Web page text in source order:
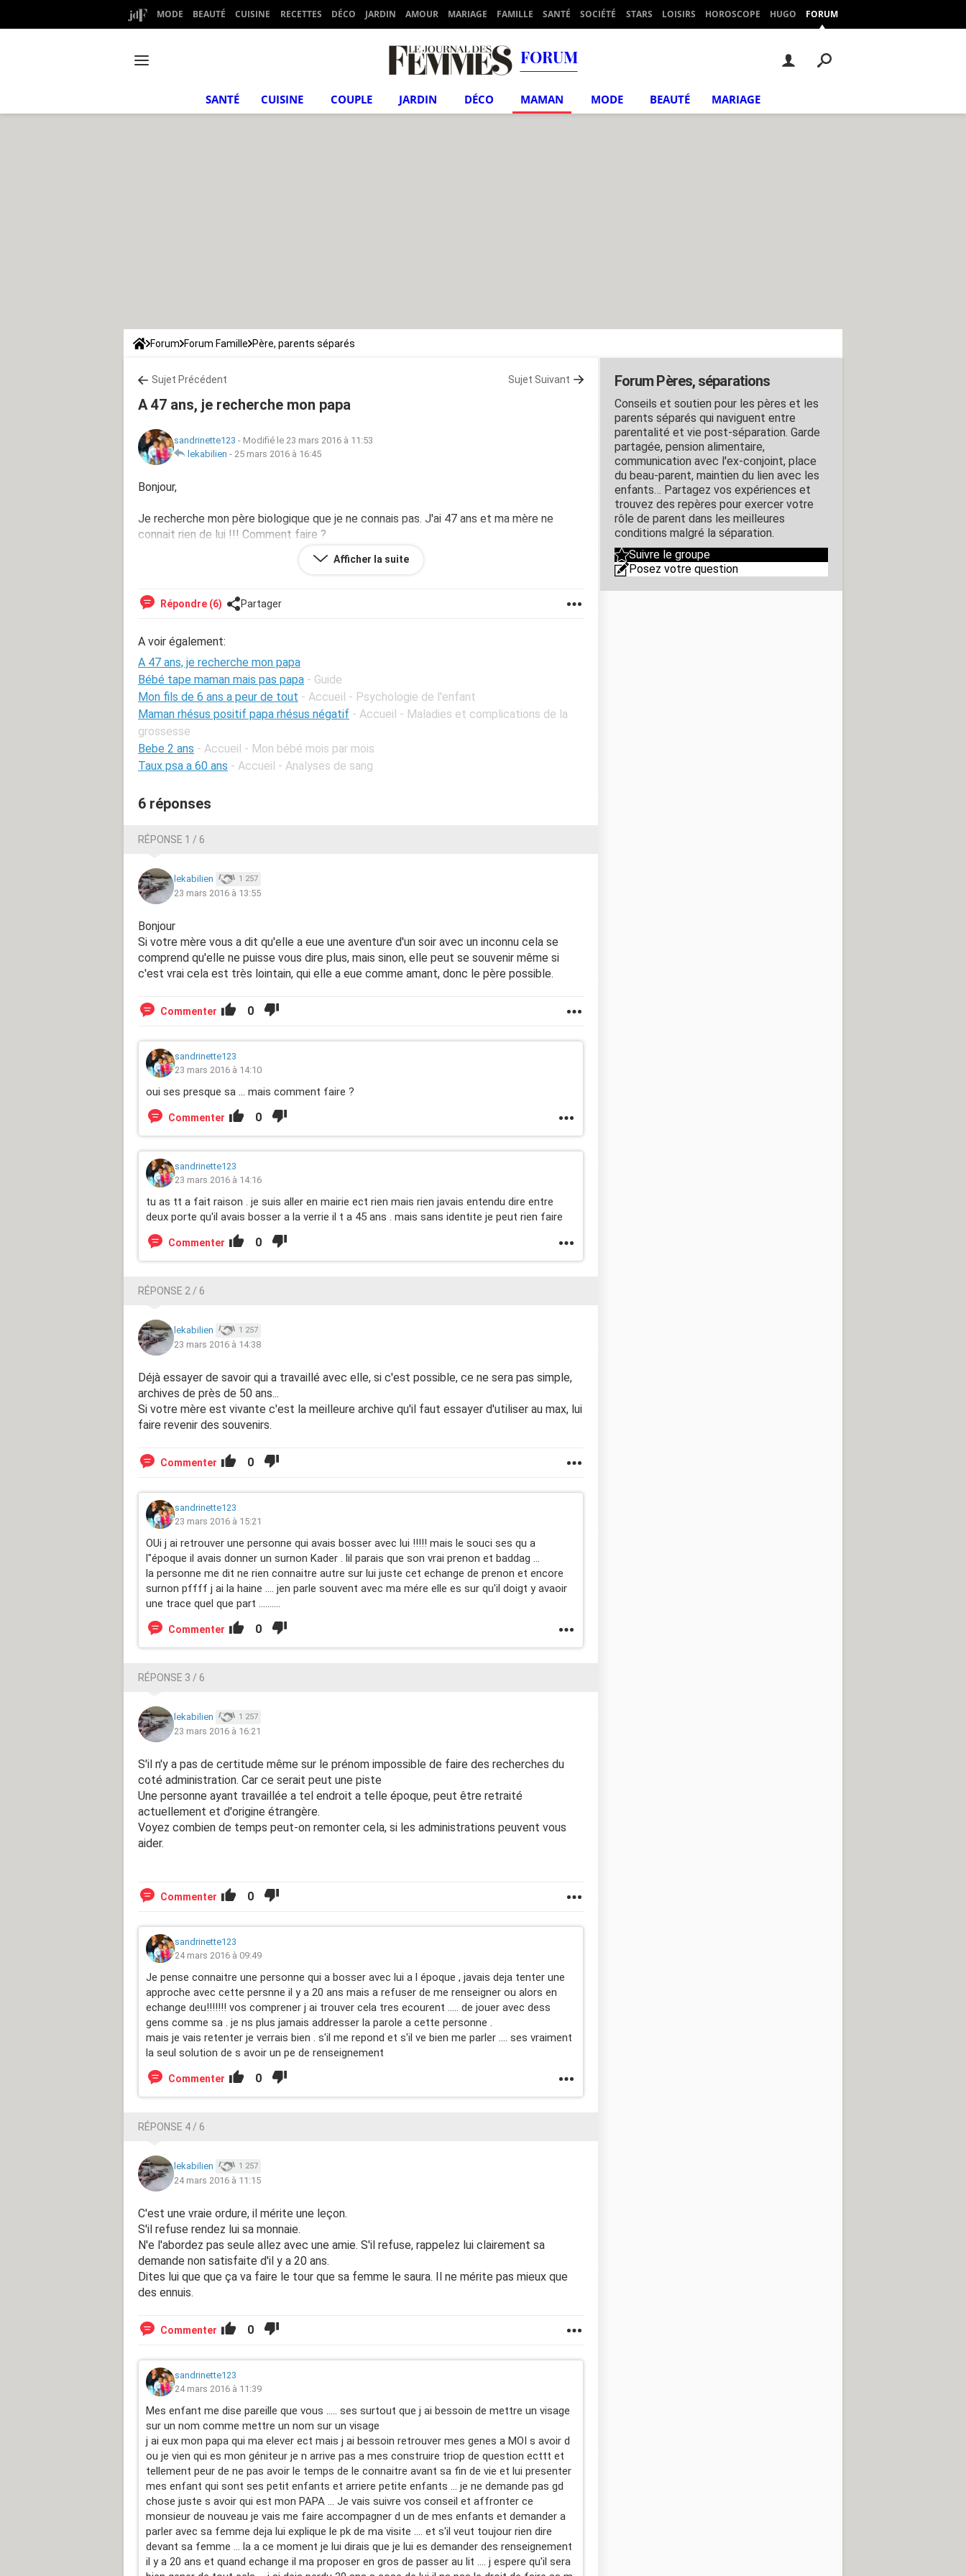
MODE BEAUTÉ CUISINE RECETTES DÉCO JARDIN AMOUR MARIAGE FAMILLE SANTÉ SOCIÉTÉ STARS LOISIRS HOROSCOPE HUGO FORUM
FORUM
SANTÉ CUISINE COUPLE JARDIN DÉCO MAMAN MODE BEAUTÉ MARIAGE
Forum Forum Famille Père, parents séparés
Sujet Précédent Sujet Suivant
A 47 ans, je recherche mon papa
sandrinette123 - Modifié le 23 mars 2016 à 11:53
lekabilien - 25 mars 2016 à 16:45
Bonjour,
Je recherche mon père biologique que je ne connais pas. J'ai 47 ans et ma mère ne
connait rien de lui !!! Comment faire ?
Afficher la suite
Répondre (6) Partager
A voir également:
A 47 ans, je recherche mon papa
Bébé tape maman mais pas papa - Guide
Mon fils de 6 ans a peur de tout - Accueil - Psychologie de l'enfant
Maman rhésus positif papa rhésus négatif - Accueil - Maladies et complications de la
grossesse
Bebe 2 ans - Accueil - Mon bébé mois par mois
Taux psa a 60 ans - Accueil - Analyses de sang
6 réponses
RÉPONSE 1 / 6
lekabilien 1 257
23 mars 2016 à 13:55
Bonjour
Si votre mère vous a dit qu'elle a eue une aventure d'un soir avec un inconnu cela se
comprend qu'elle ne puisse vous dire plus, mais sinon, elle peut se souvenir même si
c'est vrai cela est très lointain, qui elle a eue comme amant, donc le père possible.
Commenter 0
sandrinette123
23 mars 2016 à 14:10
oui ses presque sa ... mais comment faire ?
Commenter 0
sandrinette123
23 mars 2016 à 14:16
tu as tt a fait raison . je suis aller en mairie ect rien mais rien javais entendu dire entre
deux porte qu'il avais bosser a la verrie il t a 45 ans . mais sans identite je peut rien faire
Commenter 0
RÉPONSE 2 / 6
lekabilien 1 257
23 mars 2016 à 14:38
Déjà essayer de savoir qui a travaillé avec elle, si c'est possible, ce ne sera pas simple,
archives de près de 50 ans...
Si votre mère est vivante c'est la meilleure archive qu'il faut essayer d'utiliser au max, lui
faire revenir des souvenirs.
Commenter 0
sandrinette123
23 mars 2016 à 15:21
OUi j ai retrouver une personne qui avais bosser avec lui !!!!! mais le souci ses qu a
l"époque il avais donner un surnon Kader . lil parais que son vrai prenon et baddag ...
la personne me dit ne rien connaitre autre sur lui juste cet echange de prenon et encore
surnon pffff j ai la haine .... jen parle souvent avec ma mére elle es sur qu'il doigt y avaoir
une trace quel que part ..........
Commenter 0
RÉPONSE 3 / 6
lekabilien 1 257
23 mars 2016 à 16:21
S'il n'y a pas de certitude même sur le prénom impossible de faire des recherches du
coté administration. Car ce serait peut une piste
Une personne ayant travaillée a tel endroit a telle époque, peut être retraité
actuellement et d'origine étrangère.
Voyez combien de temps peut-on remonter cela, si les administrations peuvent vous
aider.
Commenter 0
sandrinette123
24 mars 2016 à 09:49
Je pense connaitre une personne qui a bosser avec lui a l époque , javais deja tenter une
approche avec cette persnne il y a 20 ans mais a refuser de me renseigner ou alors en
echange deu!!!!!!! vos comprener j ai trouver cela tres ecourent ..... de jouer avec dess
gens comme sa . je ns plus jamais addresser la parole a cette personne .
mais je vais retenter je verrais bien . s'il me repond et s'il ve bien me parler .... ses vraiment
la seul solution de s avoir un pe de renseignement
Commenter 0
RÉPONSE 4 / 6
lekabilien 1 257
24 mars 2016 à 11:15
C'est une vraie ordure, il mérite une leçon.
S'il refuse rendez lui sa monnaie.
N'e l'abordez pas seule allez avec une amie. S'il refuse, rappelez lui clairement sa
demande non satisfaite d'il y a 20 ans.
Dites lui que que ça va faire le tour que sa femme le saura. Il ne mérite pas mieux que
des ennuis.
Commenter 0
sandrinette123
24 mars 2016 à 11:39
Mes enfant me dise pareille que vous ..... ses surtout que j ai bessoin de mettre un visage
sur un nom comme mettre un nom sur un visage
j ai eux mon papa qui ma elever ect mais j ai bessoin retrouver mes genes a MOI s avoir d
ou je vien qui es mon géniteur je n arrive pas a mes construire triop de question ecttt et
tellement peur de ne pas avoir le temps de le connaitre avant sa fin de vie et lui presenter
mes enfant qui sont ses petit enfants et arriere petite enfants ... je ne demande pas gd
chose juste s avoir qui est mon PAPA ... Je vais suivre vos conseil et affronter ce
monsieur de nouveau je vais me faire accompagner d un de mes enfants et demander a
parler avec sa femme deja lui explique le pk de ma visite .... et s'il veut toujour rien dire
devant sa femme ... la a ce moment je lui dirais que je lui es demander des renseignement
il y a 20 ans et quand echange il ma proposer en gros de passer au lit .... j espere qu'il sera
Forum Pères, séparations
Conseils et soutien pour les pères et les
parents séparés qui naviguent entre
parentalité et vie post-séparation. Garde
partagée, pension alimentaire,
communication avec l'ex-conjoint, place
du beau-parent, maintien du lien avec les
enfants… Partagez vos expériences et
trouvez des repères pour exercer votre
rôle de parent dans les meilleures
conditions malgré la séparation.
Suivre le groupe
Posez votre question